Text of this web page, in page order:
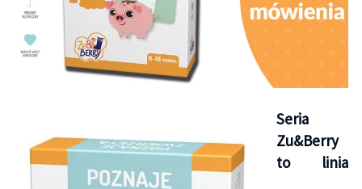
Seria
Zu&Berry
to linia